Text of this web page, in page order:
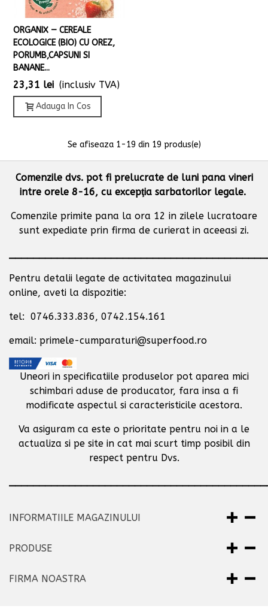
ORGANIX — CEREALE
ECOLOGICE (BIO) CU OREZ,
PORUMB,CAPSUNI SI
BANANE...
23,31 lei (inclusiv TVA)
Adauga In Cos
Se afiseaza 1-19 din 19 produs(e)
Comenzile dvs. pot fi prelucrate de luni pana vineri
intre orele 8-16, cu excepţia sarbatorilor legale.
Comenzile primite pana la ora 12 in zilele lucratoare
sunt expediate prin firma de curierat in aceeasi zi.
Pentru detalii legate de activitatea magazinului
online, aveti la dispozitie:
tel: 0746.333.836, 0742.154.161
email: primele-cumparaturi@superfood.ro
Uneori in specificatiile produselor pot aparea mici
schimbari aduse de producator, fara insa a fi
modificate aspectul si caracteristicile acestora.
Va asiguram ca este o prioritate pentru noi in a le
actualiza si pe site in cat mai scurt timp posibil din
respect pentru Dvs.
INFORMATIILE MAGAZINULUI
PRODUSE
FIRMA NOASTRA